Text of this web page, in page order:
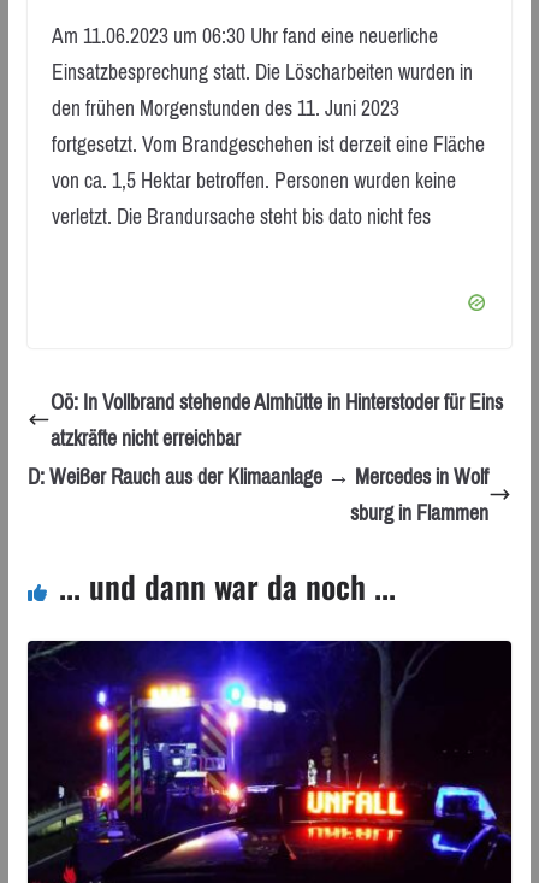
Am 11.06.2023 um 06:30 Uhr fand eine neuerliche
Einsatzbesprechung statt. Die Löscharbeiten wurden in
den frühen Morgenstunden des 11. Juni 2023
fortgesetzt. Vom Brandgeschehen ist derzeit eine Fläche
von ca. 1,5 Hektar betroffen. Personen wurden keine
verletzt. Die Brandursache steht bis dato nicht fes
Oö: In Vollbrand stehende Almhütte in Hinterstoder für Eins
atzkräfte nicht erreichbar
D: Weißer Rauch aus der Klimaanlage → Mercedes in Wolf
sburg in Flammen
... und dann war da noch ...